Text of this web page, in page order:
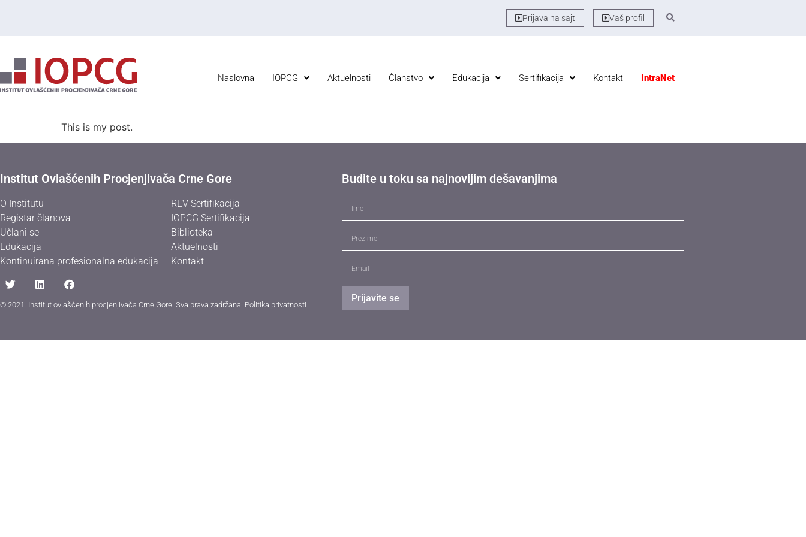
Prijava na sajt Vaš profil
Naslovna IOPCG Aktuelnosti Članstvo Edukacija Sertifikacija Kontakt IntraNet
This is my post.
Institut Ovlašćenih Procjenjivača Crne Gore
O Institutu
Registar članova
Učlani se
Edukacija
Kontinuirana profesionalna edukacija
REV Sertifikacija
IOPCG Sertifikacija
Biblioteka
Aktuelnosti
Kontakt
© 2021. Institut ovlašćenih procjenjivača Crne Gore. Sva prava zadržana. Politika privatnosti
Budite u toku sa najnovijim dešavanjima
Prijavite se